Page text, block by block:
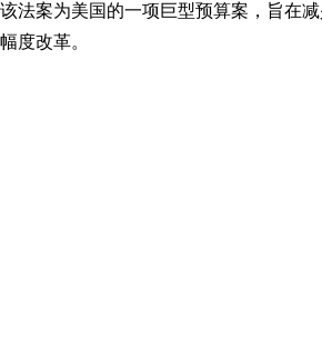
该法案为美国的一项巨型预算案，旨在
幅度改革。